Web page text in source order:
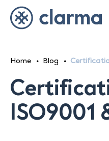
ISO9001
Home Blog